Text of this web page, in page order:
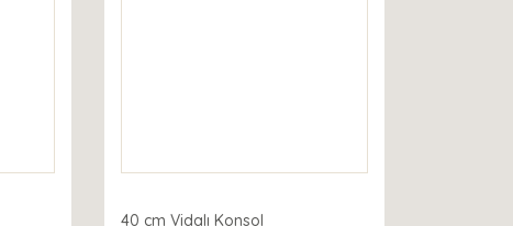
40 cm Vidalı Konsol